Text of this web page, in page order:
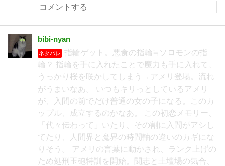
bibi‐nyan
ネタバレ
指輪ゲット。悪食の指輪≒ソロモンの指
輪？ 指輪を手に入れたことで魔力も手に入れて、
うっかり桜を咲かしてしまう→アメリ登場。流れ
がうまいなあ。 いつもキリっとしているアメリ
が、入間の前でだけ普通の女の子になる。このカ
ップル、成立するのかなあ。 この初恋メモリー、
「代々伝わって」いたり、その割に入間がアシし
てたり、人間界と魔界の時間軸の違いのカギにな
りそう。 アメリの言葉に動かされ、ランク上げの
ため処刑玉砲特訓を開始。闘志と土壇場の気合、